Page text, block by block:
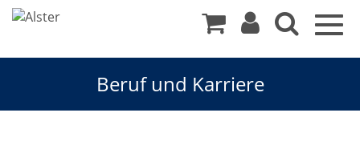
Beruf und Karriere